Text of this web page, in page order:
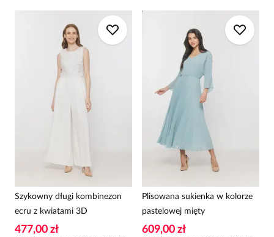
Szykowny długi kombinezon
ecru z kwiatami 3D
477,00 zł
Plisowana sukienka w kolorze
pastelowej mięty
609,00 zł